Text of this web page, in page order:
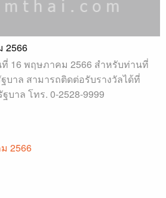
2566
ที่ 16 พฤษภาคม 2566 สำหรับท่านที่
บาล สามารถติดต่อรับรางวัลได้ที่
บาล โทร. 0-2528-9999